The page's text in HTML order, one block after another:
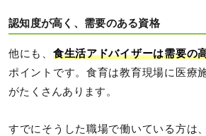
認知度が高く、需要のある資格
他にも、 食生活アドバイザーは需要の
ポイントです。食育は教育現場に医療
がたくさんあります。
すでにそうした職場で働いている方は、